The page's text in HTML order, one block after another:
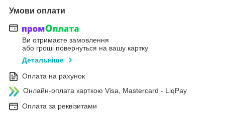
Умови оплати
Ви отримаєте замовлення
або гроші повернуться на вашу картку
Детальніше
Оплата на рахунок
Онлайн-оплата карткою Visa, Mastercard - LiqPay
Оплата за реквізитами